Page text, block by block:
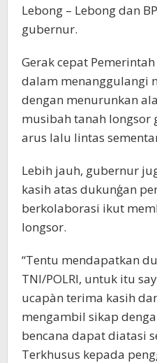
Lebong – Lebong dan
gubernur.
Gerak cepat
dalam menanggulangi
dengan menurunkan
musibah tanah longsor
arus lalu lintas
Lebih jauh, gubernur
kasih atas dukunģan
berkolaborasi ikut
longsor.
“Tentu mendapatkan
TNI/POLRI, untuk itu
ucapàn terima kasih
mengambil sikap
bencana dapat diatasi
Terkhusus kepada